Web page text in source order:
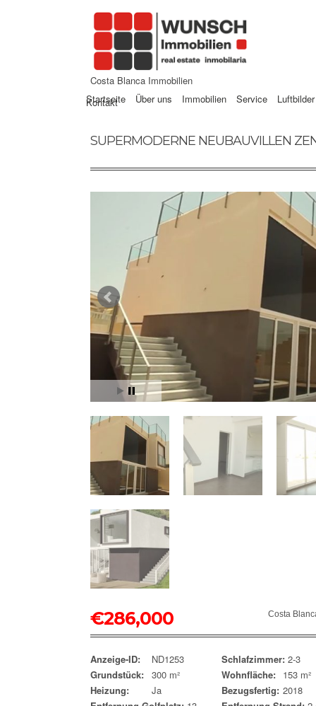
Costa Blanca Immobilien
Startseite
Über uns Immobilien Service Luftbilder
Kontakt
SUPERMODERNE NEUBAUVILLEN
€286,000 Costa
Anzeige-ID: ND1253 Schlafzimmer: 2-3
Grundstück: 300 m² Wohnfläche: 153 m²
Heizung:
Ja Bezugsfertig: 2018